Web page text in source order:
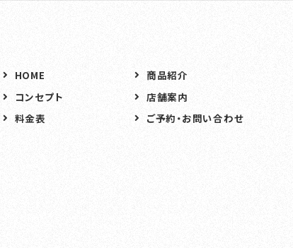
HOME
コンセプト
料金表
商品紹介
店舗案内
ご予約・お問い合わせ